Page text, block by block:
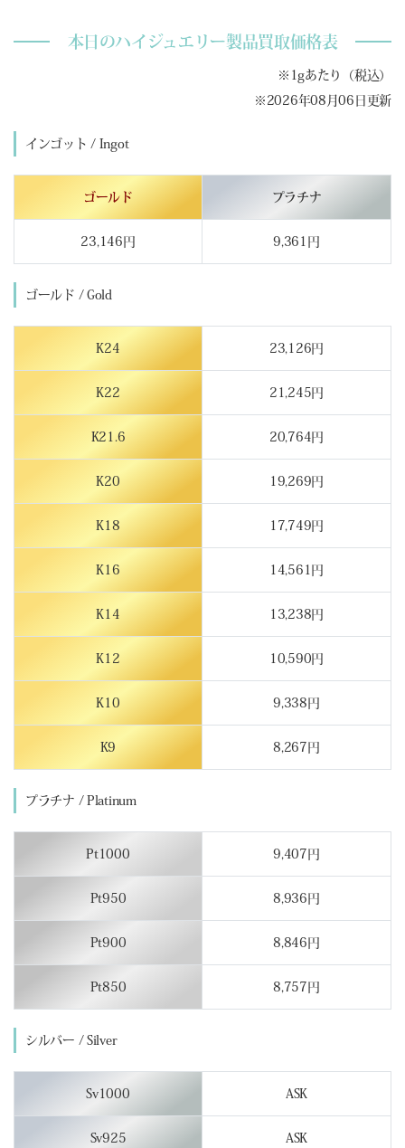
本日のハイジュエリー製品買取価格表
※1gあたり（税込）
※2026年08月06日更新
インゴット / Ingot
ゴールド プラチナ
23,146円 9,361円
ゴールド / Gold
K24 23,126円
K22 21,245円
K21.6 20,764円
K20 19,269円
K18 17,749円
K16 14,561円
K14 13,238円
K12 10,590円
K10 9,338円
K9 8,267円
プラチナ / Platinum
Pt1000 9,407円
Pt950 8,936円
Pt900 8,846円
Pt850 8,757円
シルバー / Silver
Sv1000 ASK
Sv925 ASK